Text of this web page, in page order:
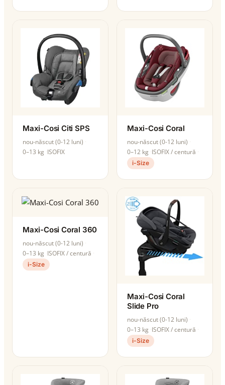
Maxi-Cosi Citi SPS
nou-născut (0-12 luni)
0–13 kg ISOFIX
Maxi-Cosi Coral
nou-născut (0-12 luni)
0–12 kg ISOFIX / centură
i-Size
Maxi-Cosi Coral 360
nou-născut (0-12 luni)
0–13 kg ISOFIX / centură
i-Size
Maxi-Cosi Coral
Slide Pro
nou-născut (0-12 luni)
0–13 kg ISOFIX / centură
i-Size